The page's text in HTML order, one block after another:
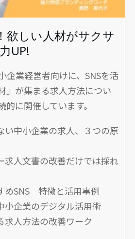
欲しい人材がサクサ
UP!
企業経営者向けに、SNSを活
」が集まる求人方法につい
に開催しています。
い中小企業の求人、３つの原
求人文書の改善だけでは採れ
めSNS 特徴と活用事例
小企業のデジタル活用術
求人方法の改善ワーク